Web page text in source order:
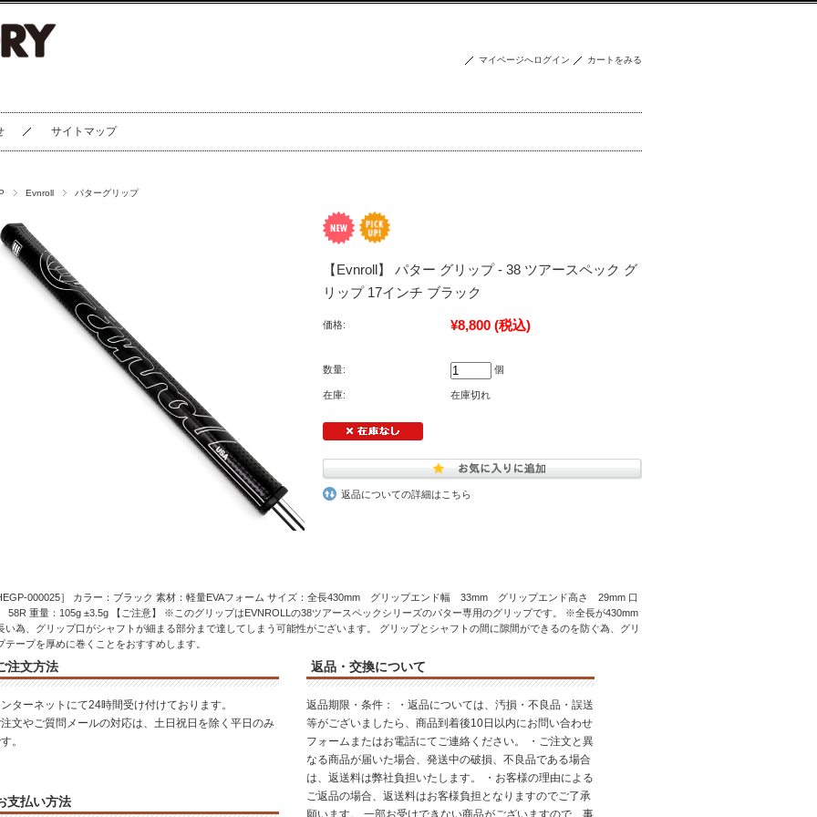
マイページへログイン カートをみる
サイトマップ
Evnroll パターグリップ
【Evnroll】 パター グリップ - 38 ツアースペック グ
リップ 17インチ ブラック
価格: ¥8,800 (税込)
数量: 個
在庫: 在庫切れ
返品についての詳細はこちら
000025］ カラー：ブラック 素材：軽量EVAフォーム サイズ：全長430mm グリップエンド幅 33mm グリップエンド高さ 29mm 口
重量：105g ±3.5g 【ご注意】 ※このグリップはEVNROLLの38ツアースペックシリーズのパター専用のグリップです。 ※全長が430mm
い為、グリップ口がシャフトが細まる部分まで達してしまう可能性がございます。 グリップとシャフトの間に隙間ができるのを防ぐ為、グリ
テープを厚めに巻くことをおすすめします。
注文方法
ターネットにて24時間受け付けております。
注文やご質問メールの対応は、土日祝日を除く平日のみ
。
支払い方法
返品・交換について
返品期限・条件： ・返品については、汚損・不良品・誤送
等がございましたら、商品到着後10日以内にお問い合わせ
フォームまたはお電話にてご連絡ください。 ・ご注文と異
なる商品が届いた場合、発送中の破損、不良品である場合
は、返送料は弊社負担いたします。 ・お客様の理由による
ご返品の場合、返送料はお客様負担となりますのでご了承
願います。 一部お受けできない商品がございますので、事